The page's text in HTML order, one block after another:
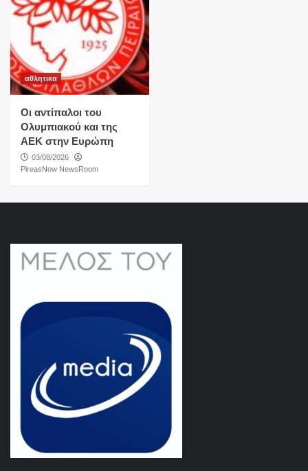
αθλητικα
Οι αντίπαλοι του
Ολυμπιακού και της
ΑΕΚ στην Ευρώπη
03/08/2026
PireasNow NewsRoom